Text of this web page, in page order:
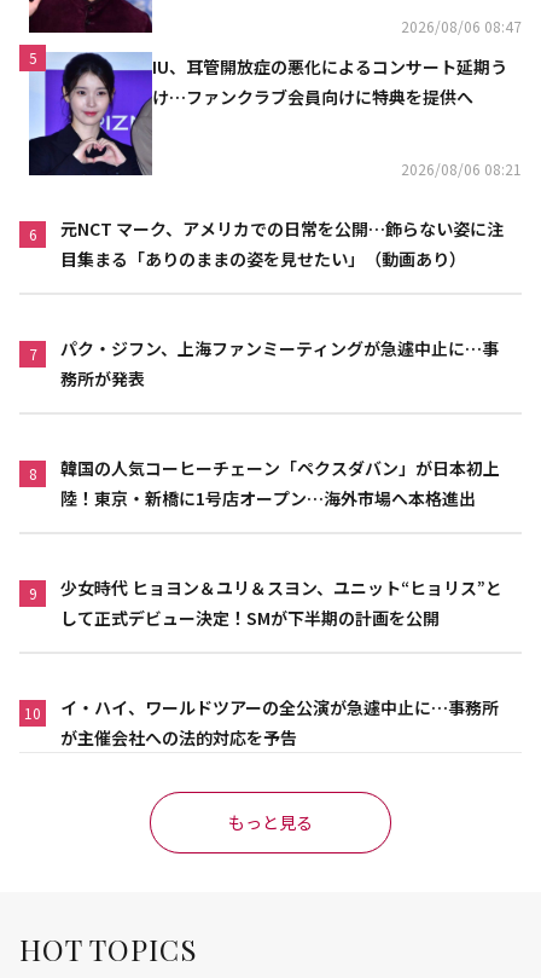
2026/08/06 08:47
5
IU、耳管開放症の悪化によるコンサート延期う
け…ファンクラブ会員向けに特典を提供へ
2026/08/06 08:21
6
元NCT マーク、アメリカでの日常を公開…飾らない姿に注
目集まる「ありのままの姿を見せたい」（動画あり）
7
パク・ジフン、上海ファンミーティングが急遽中止に…事
務所が発表
8
韓国の人気コーヒーチェーン「ペクスダバン」が日本初上
陸！東京・新橋に1号店オープン…海外市場へ本格進出
9
少女時代 ヒョヨン＆ユリ＆スヨン、ユニット“ヒョリス”と
して正式デビュー決定！SMが下半期の計画を公開
10
イ・ハイ、ワールドツアーの全公演が急遽中止に…事務所
が主催会社への法的対応を予告
もっと見る
HOT TOPICS